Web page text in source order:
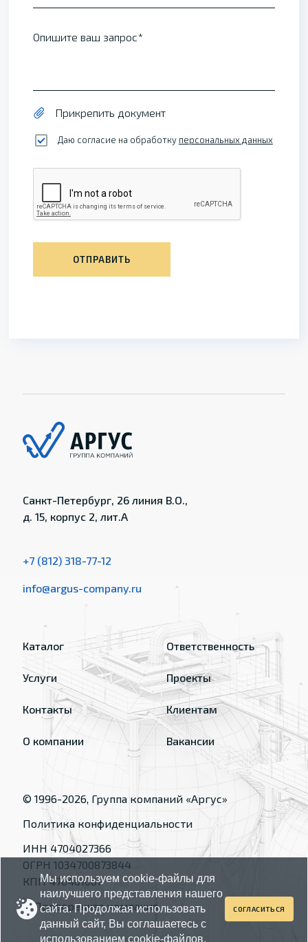
Опишите ваш запрос
Прикрепить документ
Даю согласие на обработку персональных данных
ОТПРАВИТЬ
Санкт-Петербург, 26 линия В.О.,
д. 15, корпус 2, лит.А
+7 (812) 318-77-12
info@argus-company.ru
Каталог
Услуги
Контакты
О компании
Ответственность
Проекты
Клиентам
Вакансии
© 1996-2026, Группа компаний «Аргус»
Политика конфиденциальности
ИНН 4704027366
ОГРН 1034700873844
КПП 470401001
Мы используем cookie-файлы для
наилучшего представления нашего
сайта. Продолжая использовать
данный сайт, Вы соглашаетесь с
использованием cookie-файлов.
СОГЛАСИТЬСЯ